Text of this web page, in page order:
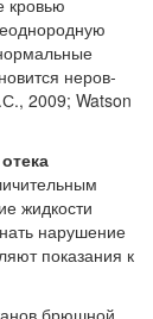
неров­
2009; Watson
жидкости
нарушение
показания к
брюшной